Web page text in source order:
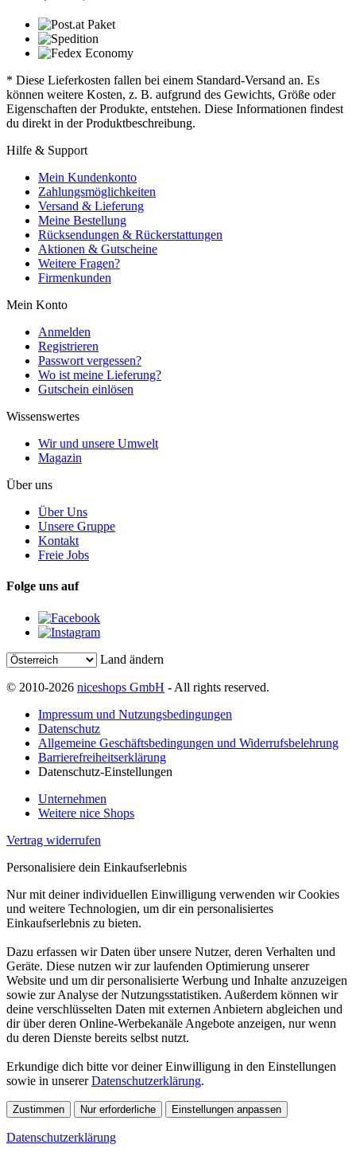
* Diese Lieferkosten fallen bei einem Standard-Versand an. Es
können weitere Kosten, z. B. aufgrund des Gewichts, Größe oder
Eigenschaften der Produkte, entstehen. Diese Informationen findest
du direkt in der Produktbeschreibung.
Hilfe & Support
Mein Kundenkonto
Zahlungsmöglichkeiten
Versand & Lieferung
Meine Bestellung
Rücksendungen & Rückerstattungen
Aktionen & Gutscheine
Weitere Fragen?
Firmenkunden
Mein Konto
Anmelden
Registrieren
Passwort vergessen?
Wo ist meine Lieferung?
Gutschein einlösen
Wissenswertes
Wir und unsere Umwelt
Magazin
Über uns
Über Uns
Unsere Gruppe
Kontakt
Freie Jobs
Folge uns auf
Land ändern
© 2010-2026 niceshops GmbH - All rights reserved.
Impressum und Nutzungsbedingungen
Datenschutz
Allgemeine Geschäftsbedingungen und Widerrufsbelehrung
Barrierefreiheitserklärung
Datenschutz-Einstellungen
Unternehmen
Weitere nice Shops
Vertrag widerrufen
Personalisiere dein Einkaufserlebnis
Nur mit deiner individuellen Einwilligung verwenden wir Cookies
und weitere Technologien, um dir ein personalisiertes
Einkaufserlebnis zu bieten.
Dazu erfassen wir Daten über unsere Nutzer, deren Verhalten und
Geräte. Diese nutzen wir zur laufenden Optimierung unserer
Website und um dir personalisierte Werbung und Inhalte anzuzeigen
sowie zur Analyse der Nutzungsstatistiken. Außerdem können wir
deine verschlüsselten Daten mit externen Anbietern abgleichen und
dir über deren Online-Werbekanäle Angebote anzeigen, nur wenn
du deren Dienste bereits selbst nutzt.
Erkundige dich bitte vor deiner Einwilligung in den Einstellungen
sowie in unsererDatenschutzerklärung.
Zustimmen Nur erforderliche Einstellungen anpassen
Datenschutzerklärung